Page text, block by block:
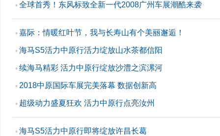
▪ 全球首秀！东风标致全新一代2008广州车展潮酷来袭
▪ 嘉际：情暖红叶节，我与长寿山有个美丽邂逅！
▪ 海马S5活力中原行活力绽放山水茶都信阳
▪ 续海马精彩 活力中原行绽放沙澧之滨漯河
▪ 2018中原国际车展完美落幕 数据创新高
▪ 超级动力盛夏狂欢 活力中原行点亮汝州
▪ 海马S5活力中原行即将绽放许昌长葛